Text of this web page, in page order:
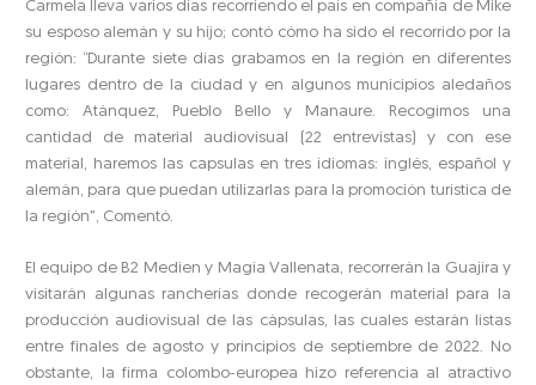
Carmela lleva varios días recorriendo el país en compañía de Mike
su esposo alemán y su hijo; contó cómo ha sido el recorrido por la
región: “Durante siete días grabamos en la región en diferentes
lugares dentro de la ciudad y en algunos municipios aledaños
como: Atánquez, Pueblo Bello y Manaure. Recogimos una
cantidad de material audiovisual (22 entrevistas) y con ese
material, haremos las capsulas en tres idiomas: inglés, español y
alemán, para que puedan utilizarlas para la promoción turística de
la región”, Comentó.
El equipo de B2 Medien y Magia Vallenata, recorrerán la Guajira y
visitarán algunas rancherías donde recogerán material para la
producción audiovisual de las cápsulas, las cuales estarán listas
entre finales de agosto y principios de septiembre de 2022. No
obstante, la firma colombo-europea hizo referencia al atractivo